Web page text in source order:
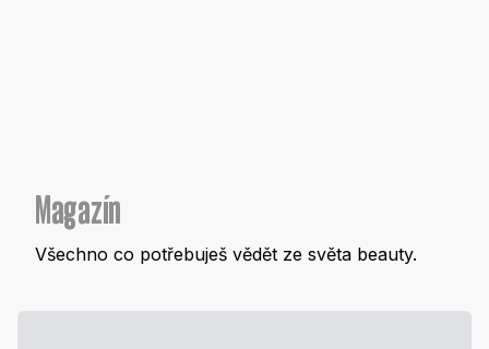
Magazín
Všechno co potřebuješ vědět ze světa beauty.